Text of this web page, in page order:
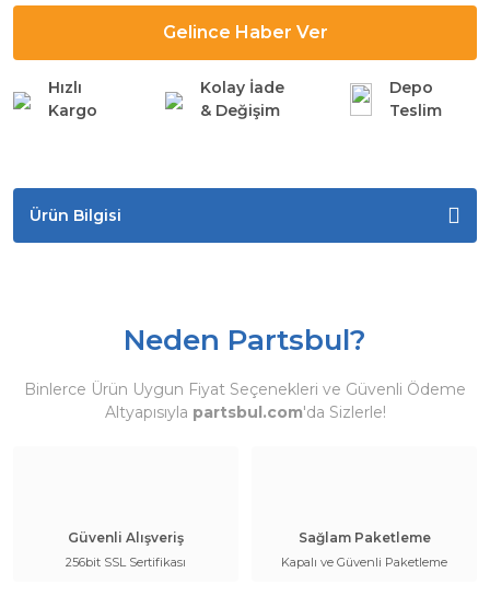
Gelince Haber Ver
Hızlı
Kargo
Kolay İade
& Değişim
Depo
Teslim
Ürün Bilgisi
Neden Partsbul?
Binlerce Ürün Uygun Fiyat Seçenekleri ve Güvenli Ödeme
Altyapısıyla partsbul.com'da Sizlerle!
Güvenli Alışveriş
256bit SSL Sertifikası
Sağlam Paketleme
Kapalı ve Güvenli Paketleme